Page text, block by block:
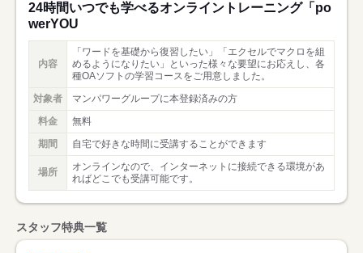
役に立つセミナーや楽しいイベントを開催！
正式登録のみなさま向けに、スキルアップを目指す【ビジネスス
キルセミナー】、趣味や生活に役立つ【ライフスタイルセミナ
ー】、転職を考える方をサポートする【正社員転職支援セミナ
ー】、出産や育児からのお仕事復帰を応援する【女性の復職・両
立セミナー】、OA関連講座など多数セミナーやイベントをご用
意しています。
24時間いつでも学べるオンライントレーニング「po
werYOU
内容
「ワードを基礎から復習したい」「エクセルでマクロを組
めるようになりたい」といった様々な要望にお応えし、各
種OAソフトの学習コースをご用意しました。
対象者
マンパワーグループに本登録済みの方
料金
無料
期間
自宅で好きな時間に受講することができます
場所
オンラインなので、インターネットに接続できる環境があ
ればどこでも受講可能です。
スタッフ特典一覧